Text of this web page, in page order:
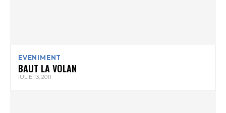
EVENIMENT
BAUT LA VOLAN
IULIE 13, 2011